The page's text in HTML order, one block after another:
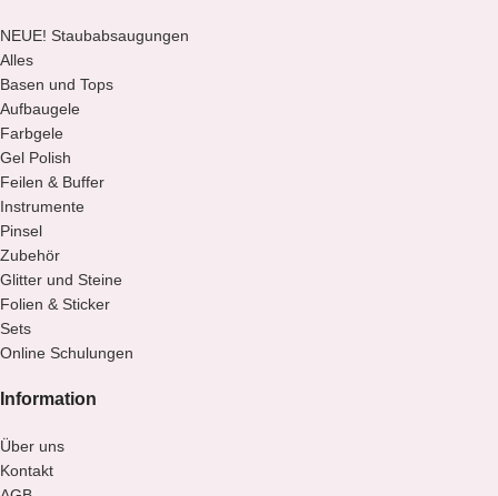
NEUE! Staubabsaugungen
Alles
Basen und Tops
Aufbaugele
Farbgele
Gel Polish
Feilen & Buffer
Instrumente
Pinsel
Zubehör
Glitter und Steine
Folien & Sticker
Sets
Online Schulungen
Information
Über uns
Kontakt